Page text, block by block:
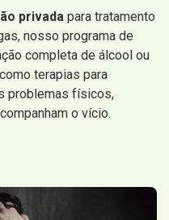
privada para tratamento
nosso programa de
completa de álcool ou
terapias para
problemas físicos,
o vício.